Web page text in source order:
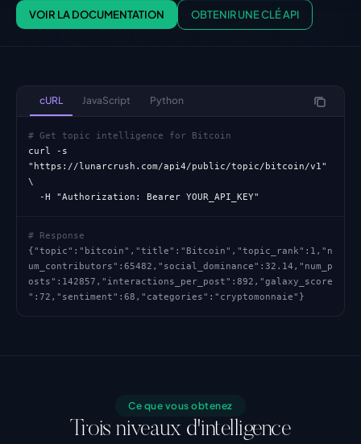
VOIR LA DOCUMENTATION OBTENIR UNE CLÉ API
cURL JavaScript Python
# Get topic intelligence for Bitcoin
curl -s
"https://lunarcrush.com/api4/public/topic/bitcoin/v1"
\
  -H "Authorization: Bearer YOUR_API_KEY"
# Response
{"topic":"bitcoin","title":"Bitcoin","topic_rank":1,"n
um_contributors":65482,"social_dominance":32.14,"num_p
osts":142857,"interactions_per_post":892,"galaxy_score
":72,"sentiment":68,"categories":"cryptomonnaie"}
Ce que vous obtenez
Trois niveaux d'intelligence